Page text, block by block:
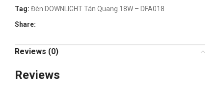
Tag: Đèn DOWNLIGHT Tán Quang 18W – DFA018
Share:
Reviews (0)
Reviews